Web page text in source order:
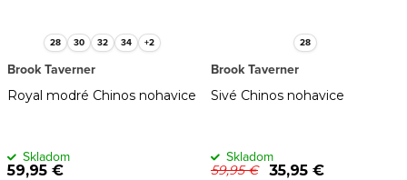
28 30 32 34 +2
Royal modré Chinos nohavice
Brook Taverner
59,95 €
Skladom
28
Sivé Chinos nohavice
Brook Taverner
59,95 € 35,95 €
Skladom